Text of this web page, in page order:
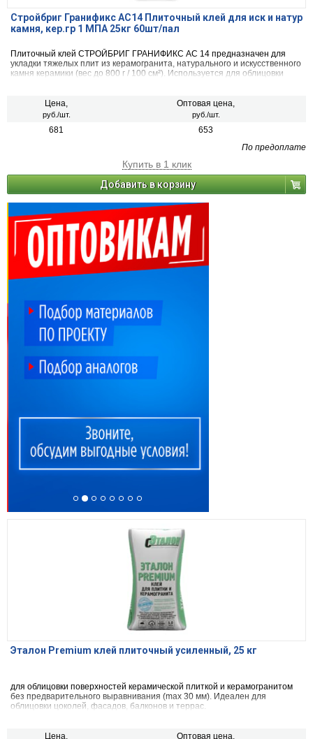
Стройбриг Гранификс АС14 Плиточный клей для иск и натур
камня, кер.гр 1 МПА 25кг 60шт/пал
Плиточный клей СТРОЙБРИГ ГРАНИФИКС АС 14 предназначен для
укладки тяжелых плит из керамогранита, натурального и искусственного
камня керамики (вес до 800 г / 100 см²). Используется для облицовки
использовать для приклеивания теплоизоляционных плит (кроме
экструдированного пенополистирола). Для внутренних и наружных
Цена,
руб./шт.
Оптовая цена,
руб./шт.
681
653
По предоплате
Купить в 1 клик
Добавить в корзину
Эталон Premium клей плиточный усиленный, 25 кг
для облицовки поверхностей керамической плиткой и керамогранитом
без предварительного выравнивания (max 30 мм). Идеален для
облицовки цоколей, фасадов, балконов и террас.
Цена, Оптовая цена,